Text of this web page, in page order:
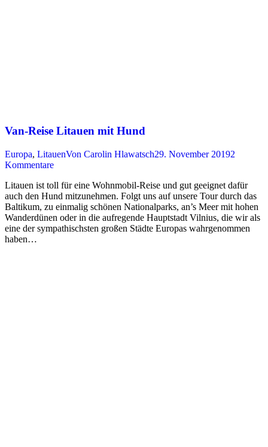
Van-Reise Litauen mit Hund
Europa, LitauenVon Carolin Hlawatsch29. November 20192
Kommentare
Litauen ist toll für eine Wohnmobil-Reise und gut geeignet dafür
auch den Hund mitzunehmen. Folgt uns auf unsere Tour durch das
Baltikum, zu einmalig schönen Nationalparks, an’s Meer mit hohen
Wanderdünen oder in die aufregende Hauptstadt Vilnius, die wir als
eine der sympathischsten großen Städte Europas wahrgenommen
haben…